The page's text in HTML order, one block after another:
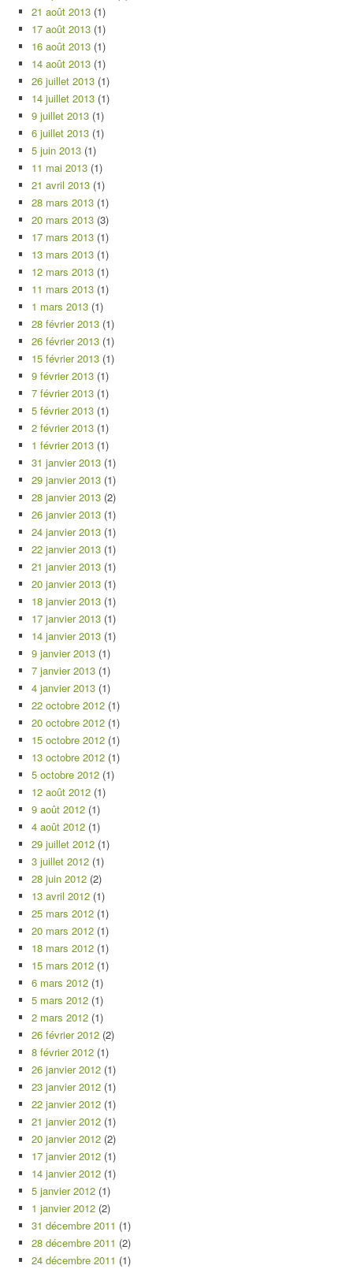
21 août 2013 (1)
17 août 2013 (1)
16 août 2013 (1)
14 août 2013 (1)
26 juillet 2013 (1)
14 juillet 2013 (1)
9 juillet 2013 (1)
6 juillet 2013 (1)
5 juin 2013 (1)
11 mai 2013 (1)
21 avril 2013 (1)
28 mars 2013 (1)
20 mars 2013 (3)
17 mars 2013 (1)
13 mars 2013 (1)
12 mars 2013 (1)
11 mars 2013 (1)
1 mars 2013 (1)
28 février 2013 (1)
26 février 2013 (1)
15 février 2013 (1)
9 février 2013 (1)
7 février 2013 (1)
5 février 2013 (1)
2 février 2013 (1)
1 février 2013 (1)
31 janvier 2013 (1)
29 janvier 2013 (1)
28 janvier 2013 (2)
26 janvier 2013 (1)
24 janvier 2013 (1)
22 janvier 2013 (1)
21 janvier 2013 (1)
20 janvier 2013 (1)
18 janvier 2013 (1)
17 janvier 2013 (1)
14 janvier 2013 (1)
9 janvier 2013 (1)
7 janvier 2013 (1)
4 janvier 2013 (1)
22 octobre 2012 (1)
20 octobre 2012 (1)
15 octobre 2012 (1)
13 octobre 2012 (1)
5 octobre 2012 (1)
12 août 2012 (1)
9 août 2012 (1)
4 août 2012 (1)
29 juillet 2012 (1)
3 juillet 2012 (1)
28 juin 2012 (2)
13 avril 2012 (1)
25 mars 2012 (1)
20 mars 2012 (1)
18 mars 2012 (1)
15 mars 2012 (1)
6 mars 2012 (1)
5 mars 2012 (1)
2 mars 2012 (1)
26 février 2012 (2)
8 février 2012 (1)
26 janvier 2012 (1)
23 janvier 2012 (1)
22 janvier 2012 (1)
21 janvier 2012 (1)
20 janvier 2012 (2)
17 janvier 2012 (1)
14 janvier 2012 (1)
5 janvier 2012 (1)
1 janvier 2012 (2)
31 décembre 2011 (1)
28 décembre 2011 (2)
24 décembre 2011 (1)